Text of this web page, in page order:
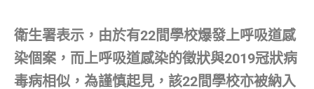
衛生署表示，由於有22間學校爆發上呼吸道感
染個案，而上呼吸道感染的徵狀與2019冠狀病
毒病相似，為謹慎起見，該22間學校亦被納入